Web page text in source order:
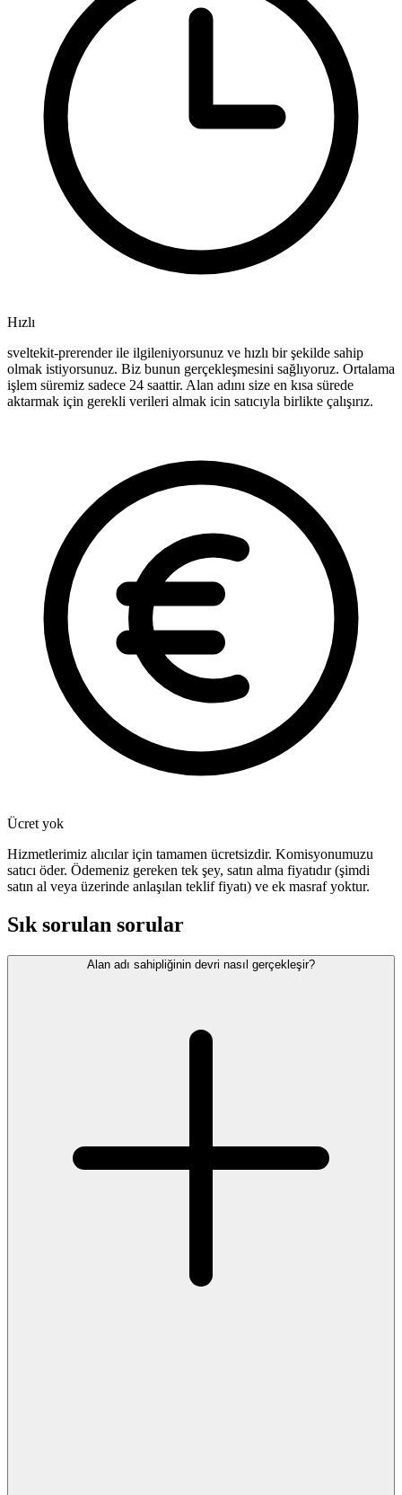
Hızlı
sveltekit-prerender ile ilgileniyorsunuz ve hızlı bir şekilde sahip
olmak istiyorsunuz. Biz bunun gerçekleşmesini sağlıyoruz. Ortalama
işlem süremiz sadece 24 saattir. Alan adını size en kısa sürede
aktarmak için gerekli verileri almak icin satıcıyla birlikte çalışırız.
Ücret yok
Hizmetlerimiz alıcılar için tamamen ücretsizdir. Komisyonumuzu
satıcı öder. Ödemeniz gereken tek şey, satın alma fiyatıdır (şimdi
satın al veya üzerinde anlaşılan teklif fiyatı) ve ek masraf yoktur.
Sık sorulan sorular
Alan adı sahipliğinin devri nasıl gerçekleşir?